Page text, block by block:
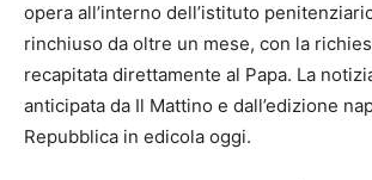
opera all’interno dell’istituto
rinchiuso da oltre un mese, con la
recapitata direttamente al Papa. La
anticipata da Il Mattino e dall’edizione
Repubblica in edicola oggi.